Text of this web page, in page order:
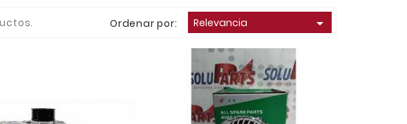
Ordenar por: Relevancia 